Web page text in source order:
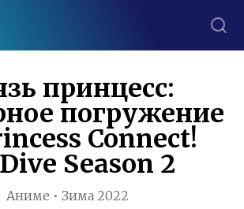
принцесс:
погружение
Connect!
Season 2
Аниме • Зима 2022